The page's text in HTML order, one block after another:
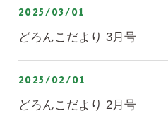
2025/03/01
どろんこだより 3月号
2025/02/01
どろんこだより 2月号